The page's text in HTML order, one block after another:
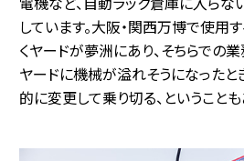
しています。大阪・関西万博で使用
くヤードが夢洲にあり、そちらでの
ヤードに機械が溢れそうになったと
的に変更して乗り切る、ということも